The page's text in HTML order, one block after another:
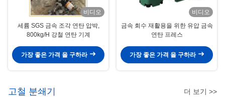
비디오
세륨 SGS 금속 조각 연탄 압박,
800kg/H 강철 연탄 기계
가장 좋은 가격 을 구하라
비디오
금속 회수 재활용을 위한 유압 금속
연탄 프레스
가장 좋은 가격 을 구하라
고철 분쇄기 더 보기 >>